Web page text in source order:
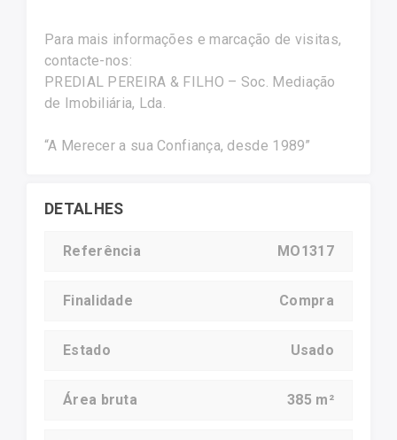
Para mais informações e marcação de visitas,
contacte-nos:
PREDIAL PEREIRA & FILHO – Soc. Mediação
de Imobiliária, Lda.
“A Merecer a sua Confiança, desde 1989”
DETALHES
Referência MO1317
Finalidade Compra
Estado Usado
Área bruta 385 m²